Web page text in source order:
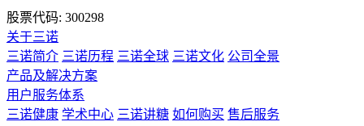
股票代码: 300298
关于三诺
三诺简介 三诺历程 三诺全球 三诺文化 公司全景
产品及解决方案
用户服务体系
三诺健康 学术中心 三诺讲糖 如何购买 售后服务